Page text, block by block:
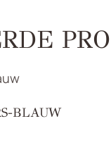
BLAUW